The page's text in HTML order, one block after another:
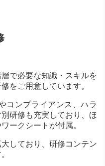
で必要な知識・スキルを
をご用意しています。
コンプライアンス、ハラ
研修も充実しており、ほ
ークシートが付属。
しており、研修コンテン